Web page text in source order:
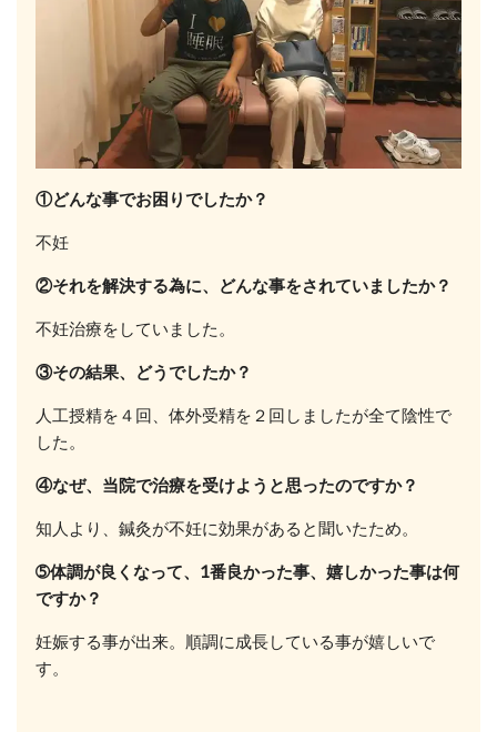
①どんな事でお困りでしたか？
不妊
②それを解決する為に、どんな事をされていましたか？
不妊治療をしていました。
③その結果、どうでしたか？
人工授精を４回、体外受精を２回しましたが全て陰性で
した。
④なぜ、当院で治療を受けようと思ったのですか？
知人より、鍼灸が不妊に効果があると聞いたため。
➄体調が良くなって、1番良かった事、嬉しかった事は何
ですか？
妊娠する事が出来。順調に成長している事が嬉しいで
す。